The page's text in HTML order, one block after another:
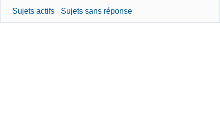
Devenir membre
Sujets actifs Sujets sans réponse